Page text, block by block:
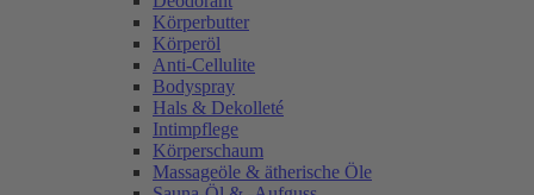
Körperbutter
Körperöl
Anti-Cellulite
Bodyspray
Hals & Dekolleté
Intimpflege
Körperschaum
Massageöle & ätherische Öle